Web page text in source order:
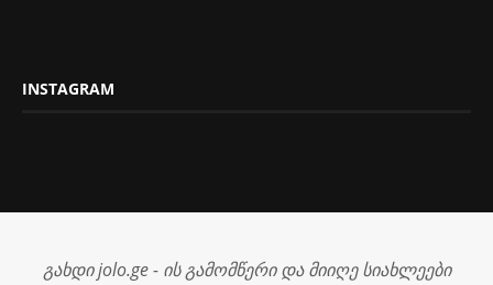
INSTAGRAM
გახდი jolo.ge - ის გამომწერი და მიიღე სიახლეები